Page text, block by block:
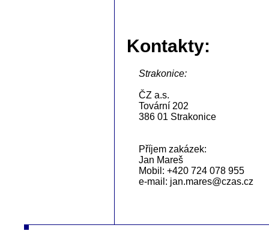
Kontakty:
Strakonice:
ČZ a.s.
Tovární 202
386 01 Strakonice
Příjem zakázek:
Jan Mareš
Mobil: +420 724 078 955
e-mail: jan.mares@czas.cz